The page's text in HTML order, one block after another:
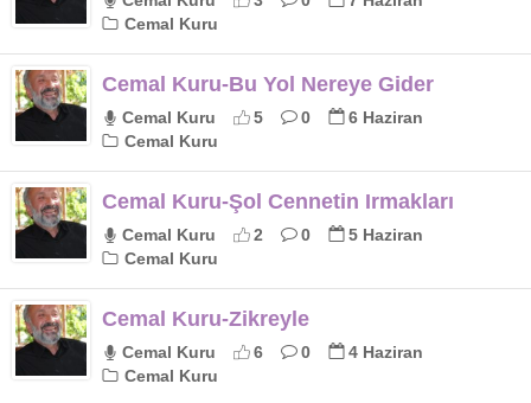
Cemal Kuru
Cemal Kuru-Bu Yol Nereye Gider
Cemal Kuru 5 0
6 Haziran
Cemal Kuru
Cemal Kuru-Şol Cennetin Irmakları
Cemal Kuru 2 0
5 Haziran
Cemal Kuru
Cemal Kuru-Zikreyle
Cemal Kuru 6 0
4 Haziran
Cemal Kuru